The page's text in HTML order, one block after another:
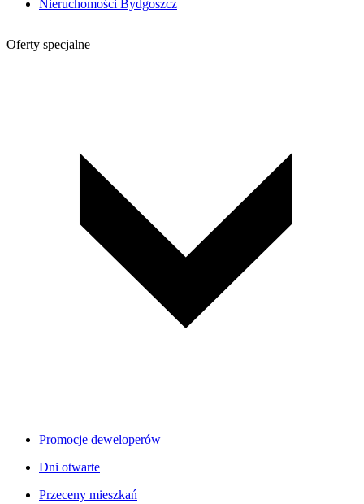
Nieruchomości Bydgoszcz
Oferty specjalne
Promocje deweloperów
Dni otwarte
Przeceny mieszkań